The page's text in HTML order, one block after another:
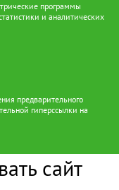
программы
и аналитических
предварительного
гиперссылки на
сайт